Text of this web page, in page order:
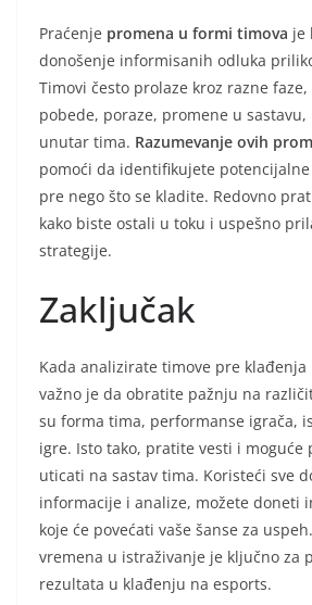
Praćenje promena u formi timova je
donošenje informisanih odluka
Timovi često prolaze kroz razne
pobede, poraze, promene u
unutar tima. Razumevanje ovih
pomoći da identifikujete
pre nego što se kladite. Redovno
kako biste ostali u toku i uspešno
strategije.
Zaključak
Kada analizirate timove pre
važno je da obratite pažnju na
su forma tima, performanse igrača,
igre. Isto tako, pratite vesti i moguće
uticati na sastav tima. Koristeći sve
informacije i analize, možete doneti
koje će povećati vaše šanse za
vremena u istraživanje je ključno za
rezultata u klađenju na esports.